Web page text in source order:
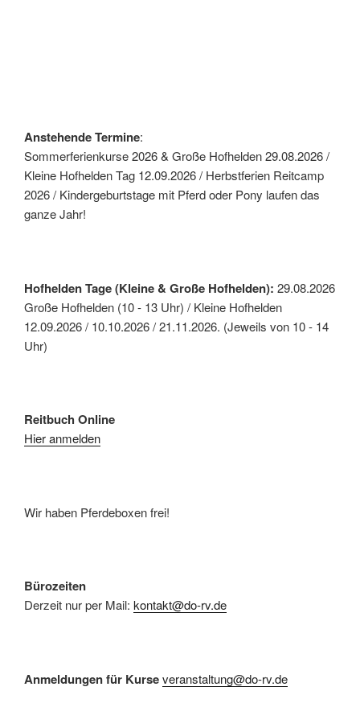
Anstehende Termine:
Sommerferienkurse 2026 & Große Hofhelden 29.08.2026 /
Kleine Hofhelden Tag 12.09.2026 / Herbstferien Reitcamp
2026 / Kindergeburtstage mit Pferd oder Pony laufen das
ganze Jahr!
Hofhelden Tage (Kleine & Große Hofhelden): 29.08.2026
Große Hofhelden (10 - 13 Uhr) / Kleine Hofhelden
12.09.2026 / 10.10.2026 / 21.11.2026. (Jeweils von 10 - 14
Uhr)
Reitbuch Online
Hier anmelden
Wir haben Pferdeboxen frei!
Bürozeiten
Derzeit nur per Mail: kontakt@do-rv.de
Anmeldungen für Kurseveranstaltung@do-rv.de